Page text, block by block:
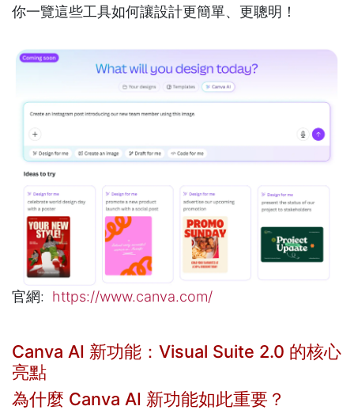
你一覽這些工具如何讓設計更簡單、更聰明！
官網: https://www.canva.com/
Canva AI 新功能：Visual Suite 2.0 的核心
亮點
為什麼 Canva AI 新功能如此重要？